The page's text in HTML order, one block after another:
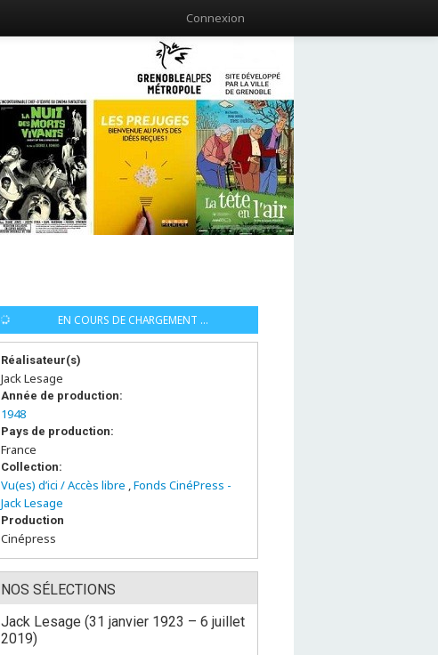
Connexion
EN COURS DE CHARGEMENT ...
Réalisateur(s)
Jack Lesage
Année de production:
1948
Pays de production:
France
Collection:
Vu(es) d’ici / Accès libre ,Fonds CinéPress -
Jack Lesage
Production
Cinépress
NOS SÉLECTIONS
Jack Lesage (31 janvier 1923 – 6 juillet
2019)